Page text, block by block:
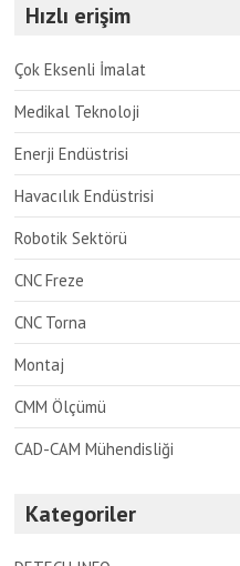
Hızlı erişim
Çok Eksenli İmalat
Medikal Teknoloji
Enerji Endüstrisi
Havacılık Endüstrisi
Robotik Sektörü
CNC Freze
CNC Torna
Montaj
CMM Ölçümü
CAD-CAM Mühendisliği
Kategoriler